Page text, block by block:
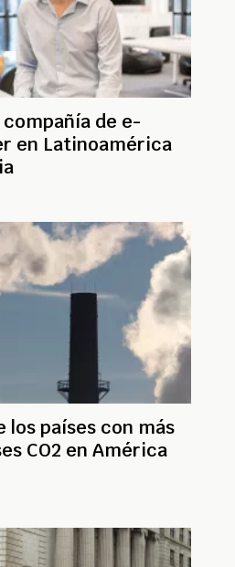
de e-
en Latinoamérica
los países con más
CO2 en América